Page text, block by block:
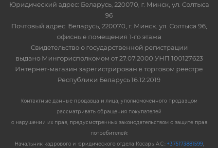
Юридический адрес: Беларусь, 220070, г. Минск, ул. Солтыса
96
Почтовый адрес: Беларусь, 220070, г. Минск, ул. Солтыса 96,
офисные помещения 1-го этажа
Свидетельство о государственной регистрации
выдано Мингорисполкомом от 27.07.2000 УНП 100127623
Интернет-магазин зарегистрирован в торговом реестре
Республики Беларусь 16.12.2019
Контактные данные продавца и лица, уполномоченного продавцом
рассматривать обращения покупателей
о нарушении их прав, предусмотренных законодательством о защите прав
потребителей:
Начальник кадрового и юридического отдела Косарь А.С.: +375173881599,